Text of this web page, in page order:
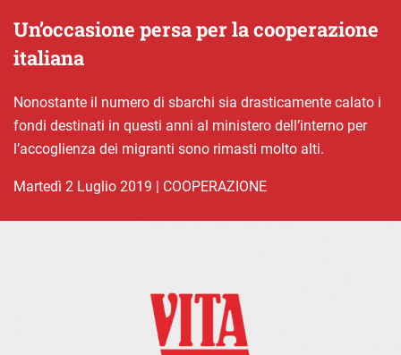
Un’occasione persa per la cooperazione
italiana
Nonostante il numero di sbarchi sia drasticamente calato i
fondi destinati in questi anni al ministero dell’interno per
l’accoglienza dei migranti sono rimasti molto alti.
martedì 2 Luglio 2019 | COOPERAZIONE